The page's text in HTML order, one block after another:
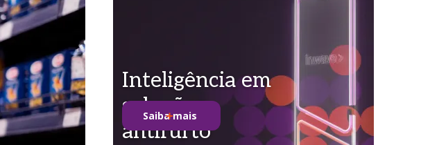
Inteligência em
soluções
antifurto
Saiba mais